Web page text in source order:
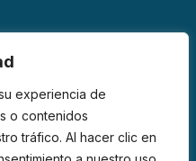
experiencia de
o contenidos
tráfico. Al hacer clic en
derechos reservados.